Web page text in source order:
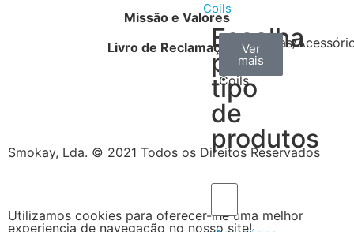
Coils
Escolha
por
tipo
de
produtos
Arame
Coils
Ver
mais
Algodão
Ver
mais
Ferramentas/
Ver
mais
Missão e Valores
Livro de Reclamações
Smokay, Lda. © 2021 Todos os Direitos Reservados
Utilizamos cookies para oferecer-lhe uma melhor
experiencia de navegação no nosso site!